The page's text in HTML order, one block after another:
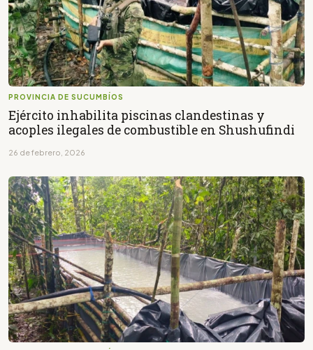
PROVINCIA DE SUCUMBÍOS
Ejército inhabilita piscinas clandestinas y
acoples ilegales de combustible en Shushufindi
26 de febrero, 2026